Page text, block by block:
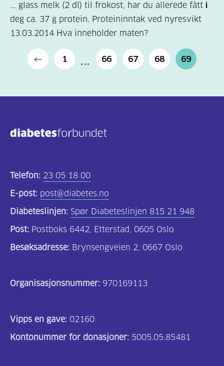
... glass melk (2 dl) til frokost, har du allerede fått i
deg ca. 37 g protein. Proteininntak ved nyresvikt
13.03.2014 Hva inneholder maten?
1 66 67 68 69
Telefon: 23 05 18 00
E-post: post@diabetes.no
Diabeteslinjen: Spør Diabeteslinjen 815 21 948
Post: Postboks 6442, Etterstad, 0605 Oslo
Besøksadresse: Brynsengveien 2, 0667 Oslo
Organisasjonsnummer: 970169113
Vipps en gave: 02160
Kontonummer for donasjoner: 5005.05.85481